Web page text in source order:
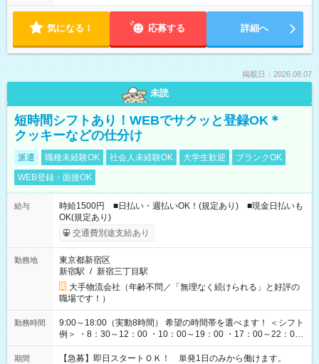
気になる！ 応募する 詳細へ
掲載日：2026.08.07
未読
短時間シフトあり！WEBでサクッと登録OK＊
クッキーなどの仕分け
派遣 職種未経験OK 社会人未経験OK 大学生歓迎
ブランクOK
WEB登録・面接OK
給与
時給1500円 ■日払い・週払いOK！(規定あり) ■現金日払いも
OK(規定あり)
交通費別途支給あり
勤務地
東京都新宿区
新宿駅 / 新宿三丁目駅
大手物流会社（年齢不問／「無理なく続けられる」と好評の
職場です！）
勤務時間
9:00～18:00（実動8時間） 希望の時間帯を選べます！ ＜シフト
例＞ ・8：30～12：00 ・10：00～19：00 ・17：00～22：00
・13：00～22：00 ・22：00～翌6：00 など
期間 【急募】即日スタートＯＫ！ 単発1日のみから働けます。